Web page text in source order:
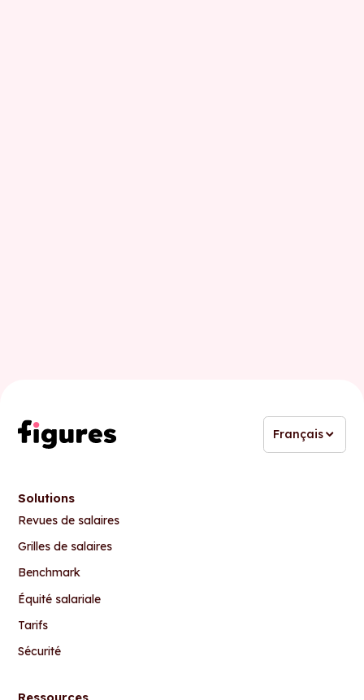
Français
Solutions
Revues de salaires
Grilles de salaires
Benchmark
Équité salariale
Tarifs
Sécurité